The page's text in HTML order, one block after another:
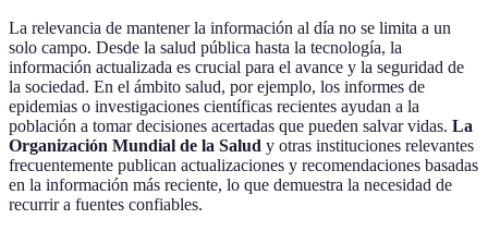
La relevancia de mantener la información al día no se limita a un
solo campo. Desde la salud pública hasta la tecnología, la
información actualizada es crucial para el avance y la seguridad de
la sociedad. En el ámbito salud, por ejemplo, los informes de
epidemias o investigaciones científicas recientes ayudan a la
población a tomar decisiones acertadas que pueden salvar vidas. La
Organización Mundial de la Salud y otras instituciones relevantes
frecuentemente publican actualizaciones y recomendaciones basadas
en la información más reciente, lo que demuestra la necesidad de
recurrir a fuentes confiables.